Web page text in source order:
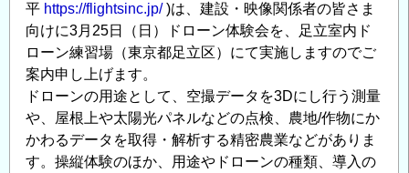
レ
ベ
の
評
価
に
平 https://flightsinc.jp/)は、建設・映像関係者の皆さま
向けに3月25日（日）ドローン体験会を、足立室内ド
ローン練習場（東京都足立区）にて実施しますのでご
案内申し上げます。
ドローンの用途として、空撮データを3Dにし行う測量
や、屋根上や太陽光パネルなどの点検、農地/作物にか
かわるデータを取得・解析する精密農業などがありま
す。操縦体験のほか、用途やドローンの種類、導入の